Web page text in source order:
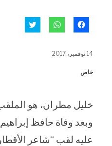
للمشاركة
في
للمشاركة
في 14 نوفمبر، 2017
خاص
خليل مطران، هو
وبعد وفاة حافظ